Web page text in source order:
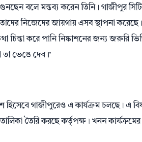
গুনছেন বলে মন্তব্য করেন তিনি। গাজীপুর
নিজেদের জায়গায় এসব স্থাপনা
চিন্তা করে পানি নিষ্কাশনের জন্য জরুরি
ভেঙে দেব।’
হিসেবে গাজীপুরেও এ কার্যক্রম চলছে। এ
তৈরি করছে কর্তৃপক্ষ। খনন